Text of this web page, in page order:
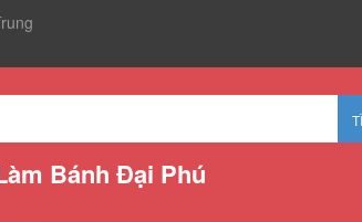
Bánh Đại Phú